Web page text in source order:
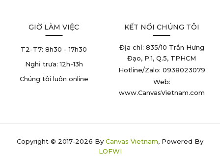
GIỜ LÀM VIỆC
T2-T7: 8h30 - 17h30
Nghỉ trưa: 12h-13h
Chúng tôi luôn online
KẾT NỐI CHÚNG TÔI
Địa chỉ: 835/10 Trần Hưng
Đạo, P.1, Q.5, TPHCM
Hotline/Zalo: 0938023079
Web:
www.CanvasVietnam.com
Copyright © 2017-2026 By Canvas Vietnam, Powered By
LOFWI